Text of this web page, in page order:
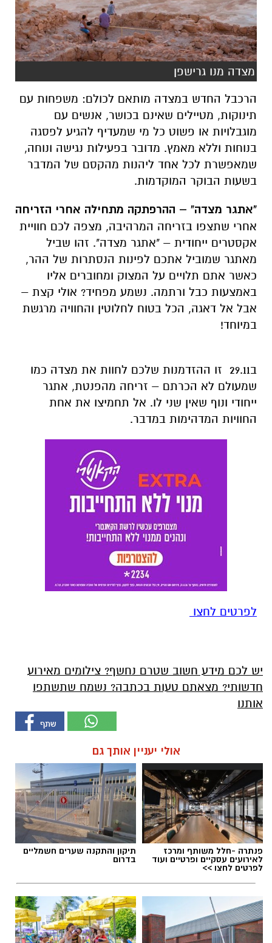
מצדה מנו גרישפן
הרכבל החדש במצדה מותאם לכולם: משפחות עם
תינוקות, מטיילים שאינם בכושר, אנשים עם
מוגבלויות או פשוט כל מי שמעדיף להגיע לפסגה
בנוחות וללא מאמץ. מדובר בפעילות נגישה ונוחה,
שמאפשרת לכל אחד ליהנות מהקסם של המדבר
בשעות הבוקר המוקדמות.
"אתגר מצדה" – ההרפתקה מתחילה אחרי הזריחה
אחרי שתצפו בזריחה המרהיבה, מצפה לכם חוויית
אקסטרים ייחודית – "אתגר מצדה". זהו שביל
מאתגר שמוביל אתכם לפינות הנסתרות של ההר,
כאשר אתם תלויים על המצוק ומחוברים אליו
באמצעות כבל ורתמה. נשמע מפחיד? אולי קצת –
אבל אל דאגה, הכל בטוח לחלוטין והחוויה מרגשת
במיוחד!
ב29.11 זו ההזדמנות שלכם לחוות את מצדה כמו
שמעולם לא הכרתם – זריחה מהפנטת, אתגר
ייחודי ונוף שאין שני לו. אל תחמיצו את אחת
החוויות המדהימות במדבר.
לפרטים לחצו
יש לכם מידע חשוב שטרם נחשף? צילומים מאירוע
חדשותי? מצאתם טעות בכתבה? נשמח שתשתפו
אותנו
אולי יעניין אותך גם
פנתרה -חלל משותף ומרכז
לאירועים עסקיים ופרטיים ועוד
לפרטים לחצו >>
תיקון והתקנה שערים חשמליים
בדרום